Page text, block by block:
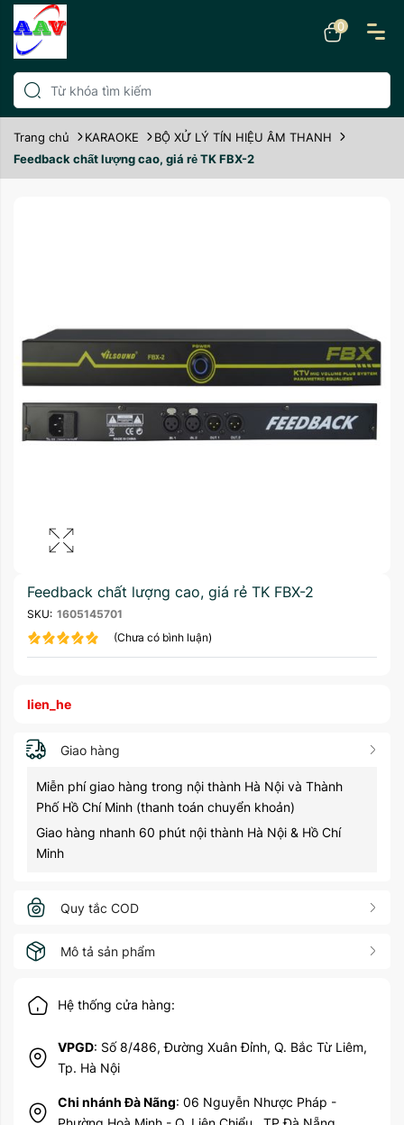
0
Trang chủ KARAOKE
BỘ XỬ LÝ TÍN HIỆU ÂM THANH
Feedback chất lượng cao, giá rẻ TK FBX-2
Feedback chất lượng cao, giá rẻ TK FBX-2
SKU: 1605145701
(Chưa có bình luận)
lien_he
Giao hàng
Miễn phí giao hàng trong nội thành Hà Nội và Thành
Phố Hồ Chí Minh (thanh toán chuyển khoản)
Giao hàng nhanh 60 phút nội thành Hà Nội & Hồ Chí
Minh
Quy tắc COD
Mô tả sản phẩm
Hệ thống cửa hàng:
VPGD: Số 8/486, Đường Xuân Đỉnh, Q. Bắc Từ Liêm,
Tp. Hà Nội
Chi nhánh Đà Nãng: 06 Nguyễn Nhược Pháp -